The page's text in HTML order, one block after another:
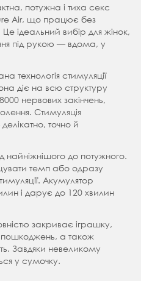
потужна і тиха секс
Air, що працює без
ідеальний вибір для жінок,
під рукою — вдома, у
технологія стимуляції
діє на всю структуру
нервових закінчень,
Стимуляція
точно й
до потужного.
темп або одразу
Акумулятор
і дарує до 120 хвилин
закриває іграшку,
пошкоджень, а також
Завдяки невеликому
у сумочку.